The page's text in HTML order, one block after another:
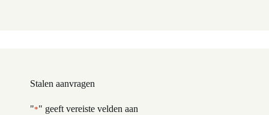
Stalen aanvragen
"*" geeft vereiste velden aan